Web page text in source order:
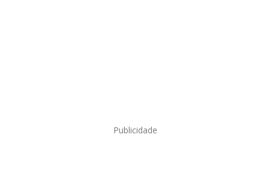
Publicidade